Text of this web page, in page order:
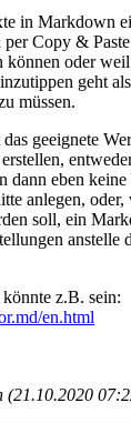
in Markdown
Copy & Paste
können oder
geht
müssen.
geeignete
dann eben
anlegen, oder,
soll, ein
anstelle
z.B. sein:
en.html
(21.10.2020